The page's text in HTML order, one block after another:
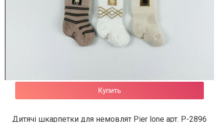
Купить
Дитячі шкарпетки для немовлят Pier lone арт. P-2896